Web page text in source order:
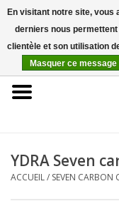
EUR
Accueil
YDRA Seven
ACCUEIL/ SEVEN CARBON
En visitant notre site, vous
derniers nous
clientèle et son utilisation
Masquer ce message